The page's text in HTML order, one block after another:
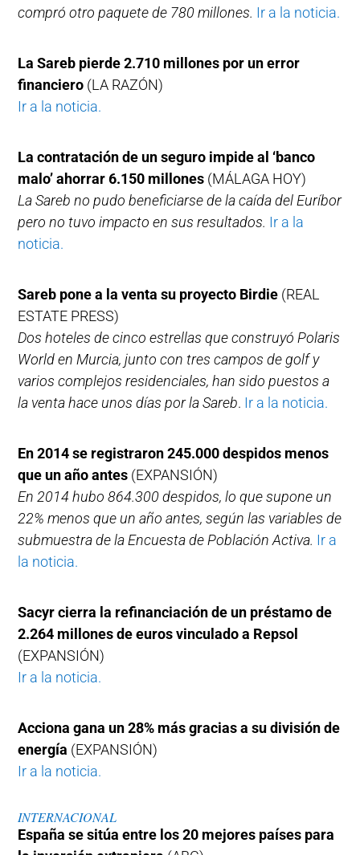
compró otro paquete de 780 millones. Ir a la noticia.
La Sareb pierde 2.710 millones por un error
financiero (LA RAZÓN)
Ir a la noticia.
La contratación de un seguro impide al ‘banco
malo’ ahorrar 6.150 millones (MÁLAGA HOY)
La Sareb no pudo beneficiarse de la caída del Euríbor
pero no tuvo impacto en sus resultados. Ir a la
noticia.
Sareb pone a la venta su proyecto Birdie (REAL
ESTATE PRESS)
Dos hoteles de cinco estrellas que construyó Polaris
World en Murcia, junto con tres campos de golf y
varios complejos residenciales, han sido puestos a
la venta hace unos días por la Sareb. Ir a la noticia.
En 2014 se registraron 245.000 despidos menos
que un año antes (EXPANSIÓN)
En 2014 hubo 864.300 despidos, lo que supone un
22% menos que un año antes, según las variables de
submuestra de la Encuesta de Población Activa. Ir a
la noticia.
Sacyr cierra la refinanciación de un préstamo de
2.264 millones de euros vinculado a Repsol
(EXPANSIÓN)
Ir a la noticia.
Acciona gana un 28% más gracias a su división de
energía (EXPANSIÓN)
Ir a la noticia.
INTERNACIONAL
España se sitúa entre los 20 mejores países para